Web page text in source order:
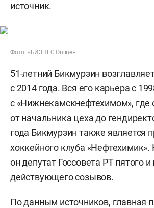
источник.
Фото: «БИЗНЕС Online»
51-летний Бикмурзин
с 2014 года. Вся его карьера с
с «Нижнекамскнефтехимом», где
от начальника цеха до
года Бикмурзин также является
хоккейного клуба «Нефтехимик».
он депутат Госсовета РТ пятого и
действующего созывов.
По данным источников, главная